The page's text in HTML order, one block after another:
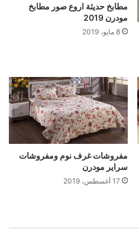
مطابخ حديثة اروع صور مطابخ
مودرن 2019
8 مايو، 2019
مفروشات غرف نوم ومفروشات
سراير مودرن
17 أغسطس، 2019